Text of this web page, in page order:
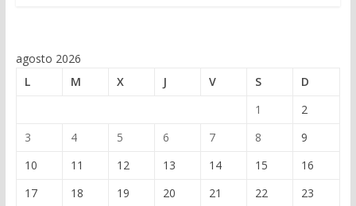
agosto 2026
L
M X J V S
D
1
2
3
4 5 6 7 8
9
10
11 12 13 14 15
16
17
18 19 20 21 22
23